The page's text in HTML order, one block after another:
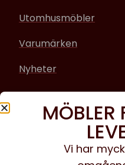
Utomhusmöbler
Varumärken
Nyheter
Sociala media
Facebook
MÖBLER
Vi har